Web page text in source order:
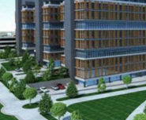
Spor
Tarım
Turizm